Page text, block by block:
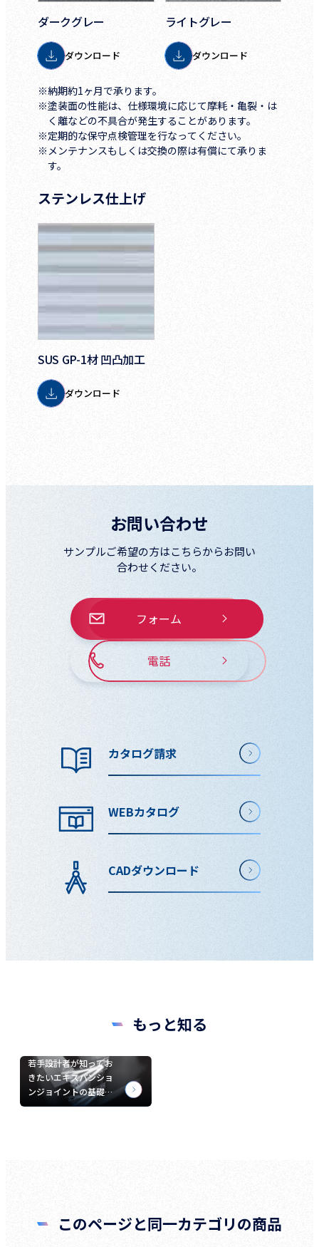
ダークグレー
ダウンロード
ライトグレー
ダウンロード
※納期約1ヶ月で承ります。
※塗装面の性能は、仕様環境に応じて摩耗・亀裂・は
く離などの不具合が発生することがあります。
※定期的な保守点検管理を行なってください。
※メンテナンスもしくは交換の際は有償にて承りま
す。
ステンレス仕上げ
SUS GP-1材 凹凸加工
ダウンロード
お問い合わせ
サンプルご希望の方はこちらからお問い
合わせください。
フォーム
電話
カタログ請求
WEBカタログ
CADダウンロード
もっと知る
若手設計者が知ってお
きたいエキスパンショ
ンジョイントの基礎…
このページと同一カテゴリの商品